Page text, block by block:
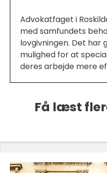
Advokatfaget i
med samfundets
lovgivningen. Det har
mulighed for at
deres arbejde mere
Få læst